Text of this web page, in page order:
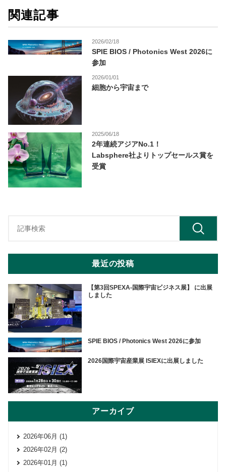
関連記事
2026/02/18
SPIE BIOS / Photonics West 2026に
参加
2026/01/01
細胞から宇宙まで
2025/06/18
2年連続アジアNo.1！
Labsphere社よりトップセールス賞を
受賞
最近の投稿
【第3回SPEXA-国際宇宙ビジネス展】 に出展
しました
SPIE BIOS / Photonics West 2026に参加
2026国際宇宙産業展 ISIEXに出展しました
アーカイブ
2026年06月 (1)
2026年02月 (2)
2026年01月 (1)